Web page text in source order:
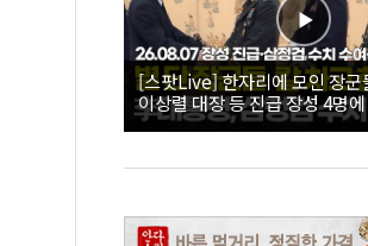
[스팟Live] 한자리에 모인 장
이상렬 대장 등 진급 장성 4명
직접 수여｜26.08.07 장성 진급